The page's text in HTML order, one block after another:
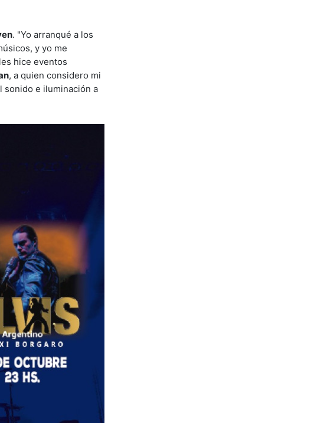
. "Yo arranqué a los
y yo me
hice eventos
, a quien considero mi
sonido e iluminación a